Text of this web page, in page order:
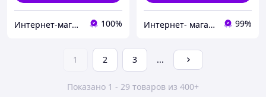
Интернет-магазин "Дешевле Нет" 100% Интернет- магазин "TopMir" качественная детская обувь для всех 99%
1 2 3 ...
Показано 1 - 29 товаров из 400+